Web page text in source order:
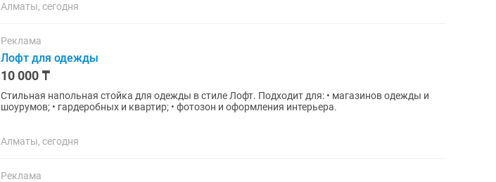
Алматы, сегодня
Реклама
Лофт для одежды
10 000 ₸
Стильная напольная стойка для одежды в стиле Лофт. Подходит для: • магазинов одежды и
шоурумов; • гардеробных и квартир; • фотозон и оформления интерьера.
Алматы, сегодня
Реклама